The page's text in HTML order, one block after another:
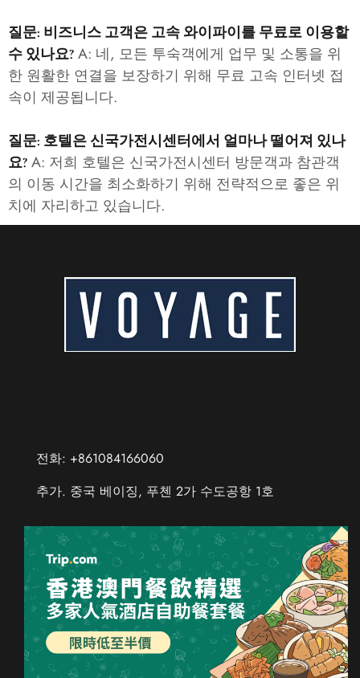
질문: 비즈니스 고객은 고속 와이파이를 무료로 이용할
수 있나요? A: 네, 모든 투숙객에게 업무 및 소통을 위
한 원활한 연결을 보장하기 위해 무료 고속 인터넷 접
속이 제공됩니다.
질문: 호텔은 신국가전시센터에서 얼마나 떨어져 있나
요? A: 저희 호텔은 신국가전시센터 방문객과 참관객
의 이동 시간을 최소화하기 위해 전략적으로 좋은 위
치에 자리하고 있습니다.
전화: +861084166060
추가. 중국 베이징, 푸첸 2가 수도공항 1호
French
Russian
Thai
Chinese (Hong Kong)
Chinese (Taiwan)